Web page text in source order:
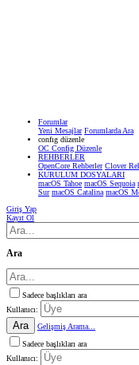
Forumlar
Yeni Mesajlar Forumlarda Ara
confıg düzenle
OC Config Düzenle
REHBERLER
OpenCore Rehberler Clover
KURULUM DOSYALARI
macOS Tahoe macOS Sequoia
Sur macOS Catalina macOS
Giriş Yap
Kayıt Ol
Ara
Sadece başlıkları ara
Kullanıcı:
Ara
Gelişmiş Arama...
Sadece başlıkları ara
Kullanıcı: